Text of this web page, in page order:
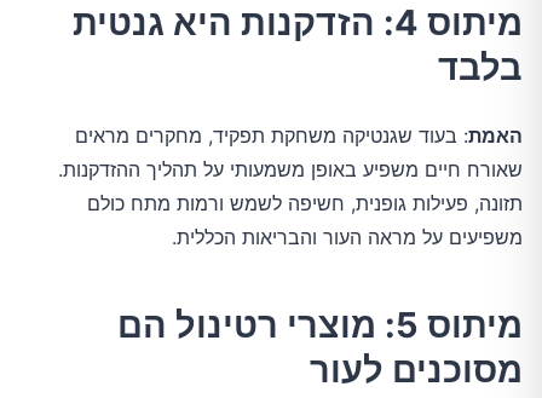
מיתוס 4: הזדקנות היא גנטית
בלבד
האמת
משפיעים על מראה העור והבריאות הכללית.
מיתוס 5: מוצרי רטינול הם
מסוכנים לעור